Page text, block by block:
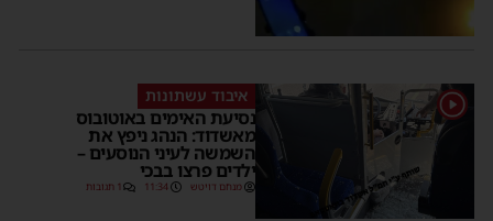
1 איבוד עשתונות
נסיעת האימים באוטובוס
מאשדוד: הנהג ניפץ את
השמשה לעיני הנוסעים –
ילדים פרצו בבכי
מנחם דויטש 11:34 1 תגובות